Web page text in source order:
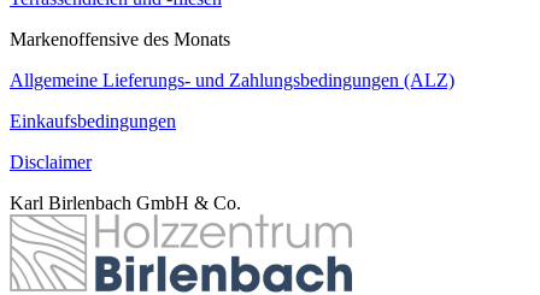
Markenoffensive des Monats
Allgemeine Lieferungs- und Zahlungsbedingungen (ALZ)
Einkaufsbedingungen
Disclaimer
Karl Birlenbach GmbH & Co.